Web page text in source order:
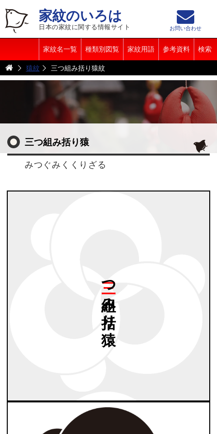
家紋のいろは
日本の家紋に関する情報サイト
家紋名一覧 種類別図覧 家紋用語 参考資料 検索
お問い合わせ
猿紋 三つ組み括り猿紋
三つ組み括り猿
みつぐみくくりざる
猿